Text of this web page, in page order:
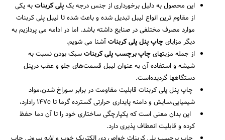
این محصول به دلیل برخورداری از جنس درجه یکپلی کربناتبه یکی
از مقاوم ترین انواع لیبل تبدیل شده و باعث شده تا لیبل پلی کربنات
موارد مصرف مختلفی در صنایع داشته باشد. اما در ادامه می پردازیم به
دیگر مزایایچاپ پنل پلی کربناتآشنا می شویم.
از جمله مزیتهایچاپ برچسب پلی کربناتسبک بودن نسبت به
شیشه و استفاده آن به عنوان لیبل قسمت‌های جلو و عقب درپنل
دستگاهها گردیده‌است.
چاپ پنل پلی کربنات قابلیت مقاومت در برابر سوراخ شدن،مواد
شیمیایی،سایش و دامنه پایداری حرارتی گسترده گرما تا 147c رادارد،
این بدان معنی است که یکپارچگی ساختاری خود را تا آن دما حفظ
کرده و قابلیت انعطاف پذیری دارد.